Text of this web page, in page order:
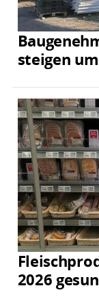
steigen
2026